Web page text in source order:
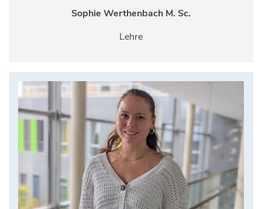
Sophie Werthenbach M. Sc.
Lehre